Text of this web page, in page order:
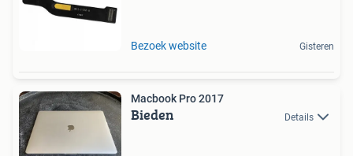
Bezoek website Gisteren
Macbook Pro 2017
Bieden Details